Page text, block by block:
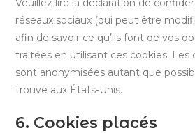
Veuillez lire la déclaration de
réseaux sociaux (qui peut être
afin de savoir ce qu’ils font de vos
traitées en utilisant ces cookies. Les
sont anonymisées autant que
trouve aux États-Unis.
6. Cookies placés